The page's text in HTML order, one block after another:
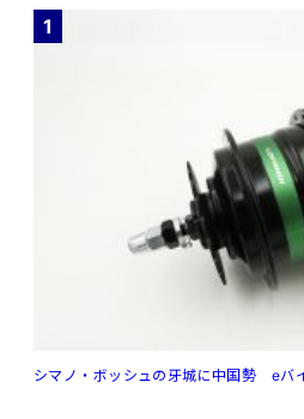
1
シマノ・ボッシュの牙城に中国勢 eバ